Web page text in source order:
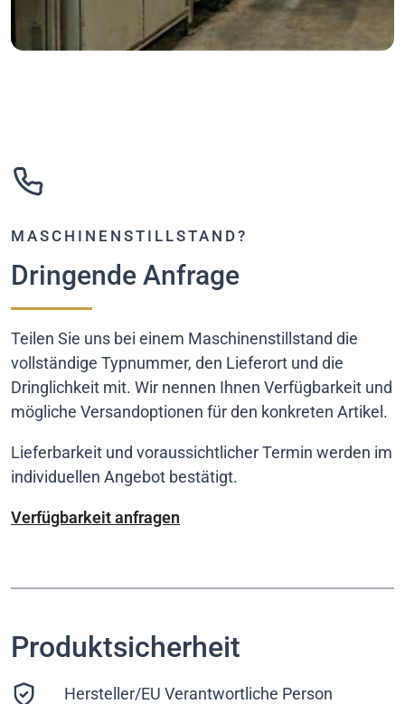
MASCHINENSTILLSTAND?
Dringende Anfrage
Teilen Sie uns bei einem Maschinenstillstand die
vollständige Typnummer, den Lieferort und die
Dringlichkeit mit. Wir nennen Ihnen Verfügbarkeit und
mögliche Versandoptionen für den konkreten Artikel.
Lieferbarkeit und voraussichtlicher Termin werden im
individuellen Angebot bestätigt.
Verfügbarkeit anfragen
Produktsicherheit
Hersteller/EU Verantwortliche Person